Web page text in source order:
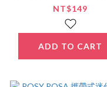
組)
NT$149
ADD TO CART